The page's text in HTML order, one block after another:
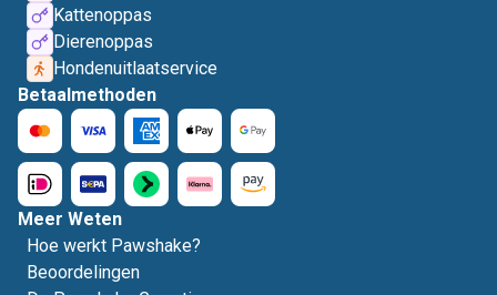
Kattenoppas
Dierenoppas
Hondenuitlaatservice
Betaalmethoden
Meer Weten
Hoe werkt Pawshake?
Beoordelingen